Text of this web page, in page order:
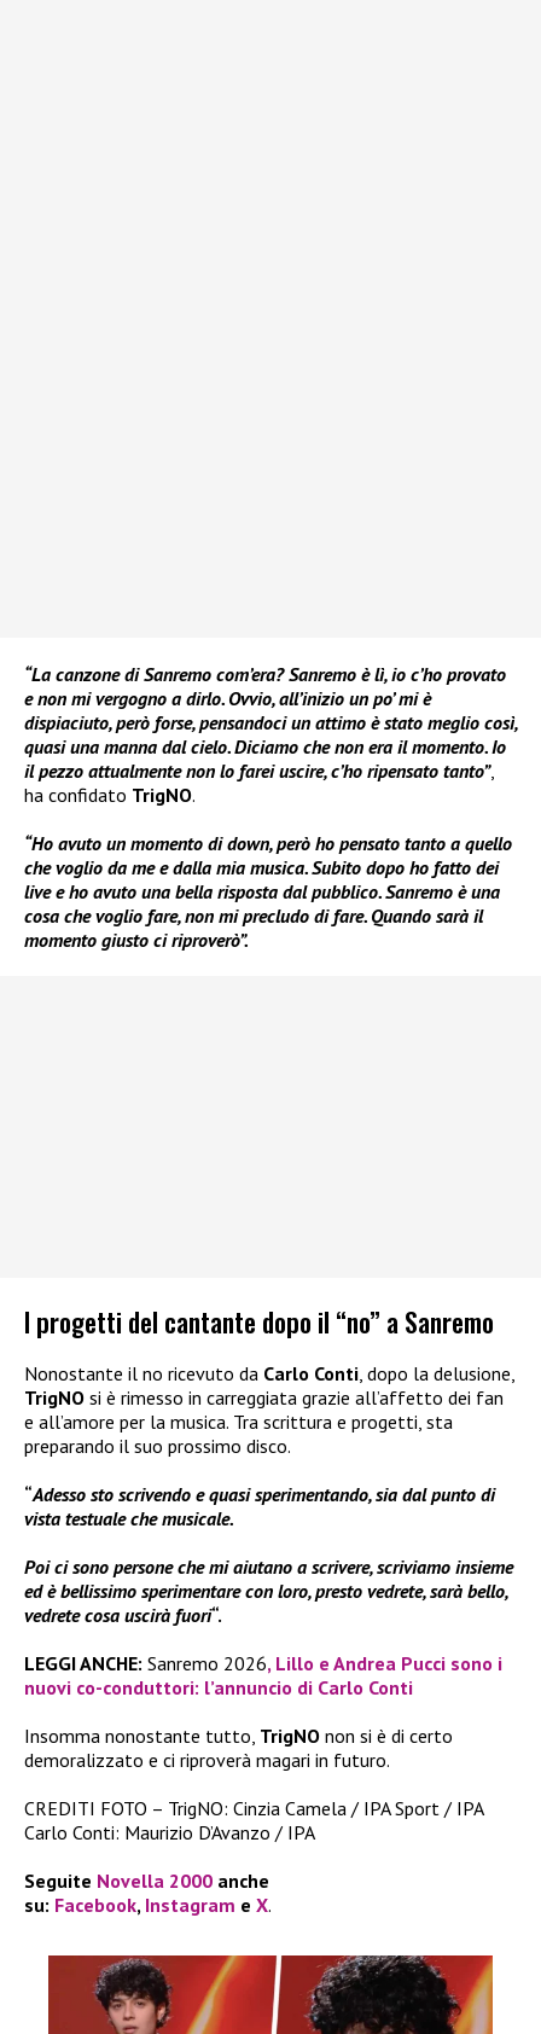
“La canzone di Sanremo com’era? Sanremo è lì, io c’ho provato
e non mi vergogno a dirlo. Ovvio, all’inizio un po’ mi è
dispiaciuto, però forse, pensandoci un attimo è stato meglio così,
quasi una manna dal cielo. Diciamo che non era il momento. Io
il pezzo attualmente non lo farei uscire, c’ho ripensato tanto”,
ha confidato TrigNO.
“Ho avuto un momento di down, però ho pensato tanto a quello
che voglio da me e dalla mia musica. Subito dopo ho fatto dei
live e ho avuto una bella risposta dal pubblico. Sanremo è una
cosa che voglio fare, non mi precludo di fare. Quando sarà il
momento giusto ci riproverò”.
I progetti del cantante dopo il “no” a Sanremo
Nonostante il no ricevuto da Carlo Conti , dopo la delusione,
TrigNO si è rimesso in carreggiata grazie all’affetto dei fan
e all’amore per la musica. Tra scrittura e progetti, sta
preparando il suo prossimo disco.
“Adesso sto scrivendo e quasi sperimentando, sia dal punto di
vista testuale che musicale.
Poi ci sono persone che mi aiutano a scrivere, scriviamo insieme
ed è bellissimo sperimentare con loro, presto vedrete, sarà bello,
vedrete cosa uscirà fuori“.
LEGGI ANCHE: Sanremo 2026, Lillo e Andrea Pucci sono i
nuovi co-conduttori: l’annuncio di Carlo Conti
Insomma nonostante tutto, TrigNO non si è di certo
demoralizzato e ci riproverà magari in futuro.
CREDITI FOTO – TrigNO: Cinzia Camela / IPA Sport / IPA
Carlo Conti: Maurizio D’Avanzo / IPA
Seguite Novella 2000 anche
su: Facebook, Instagram e X.